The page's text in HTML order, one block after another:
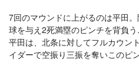
7回のマウンドに上がるのは平田
球を与え2死満塁のピンチを背負
平田は、北条に対してフルカウン
イダーで空振り三振を奪いこのピ